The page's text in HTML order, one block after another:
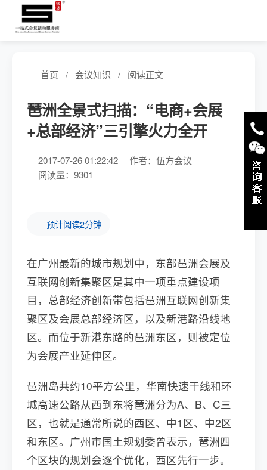
首页 / 会议知识 / 阅读正文
琶洲全景式扫描：“电商+会展
+总部经济”三引擎火力全开
2017-07-26 01:22:42
作者：伍方会议
阅读量：9301
预计阅读2分钟
在广州最新的城市规划中，东部琶洲会展及
互联网创新集聚区是其中一项重点建设项
目，总部经济创新带包括琶洲互联网创新集
聚区及会展总部经济区，以及新港路沿线地
区。而位于新港东路的琶洲东区，则被定位
为会展产业延伸区。
琶洲岛共约10平方公里，华南快速干线和环
城高速公路从西到东将琶洲分为A、B、C三
区，也就是通常所说的西区、中1区、中2区
和东区。广州市国土规划委曾表示，琶洲四
个区块的规划会逐个优化，西区先行一步。